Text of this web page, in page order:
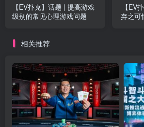
【EV扑克】话题 | 提高游戏
级别的常见心理游戏问题
【EV
弃之可
相关推荐